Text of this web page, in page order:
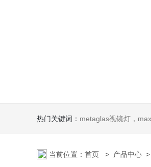
热门关键词： metaglas视镜灯，
当前位置： 首页 > 产品中心 >